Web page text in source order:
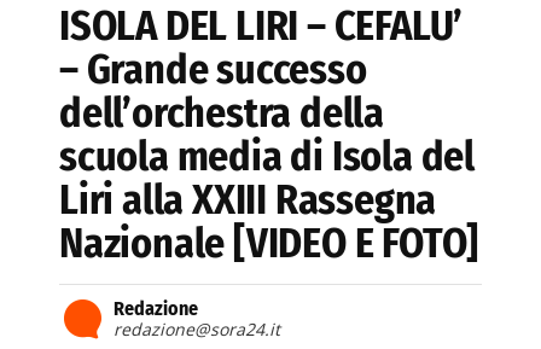
ISOLA DEL LIRI – CEFALU’
– Grande successo
dell’orchestra della
scuola media di Isola del
Liri alla XXIII Rassegna
Nazionale [VIDEO E FOTO]
Redazione
redazione@sora24.it